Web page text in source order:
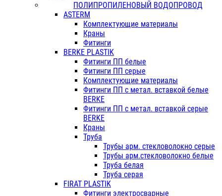
ПОЛИПРОПИЛЕНОВЫЙ ВОДОПРОВОД
ASTERM
Комплектующие материалы
Краны
Фитинги
BERKE PLASTIK
Фитинги ПП белые
Фитинги ПП серые
Комплектующие материалы
Фитинги ПП с метал. вставкой белые
BERKE
Фитинги ПП с метал. вставкой серые
BERKE
Краны
Труба
Трубы арм. стекловолокно серые
Трубы арм.стекловолокно белые
Труба белая
Труба серая
FIRAT PLASTIK
Фитинги электросварные